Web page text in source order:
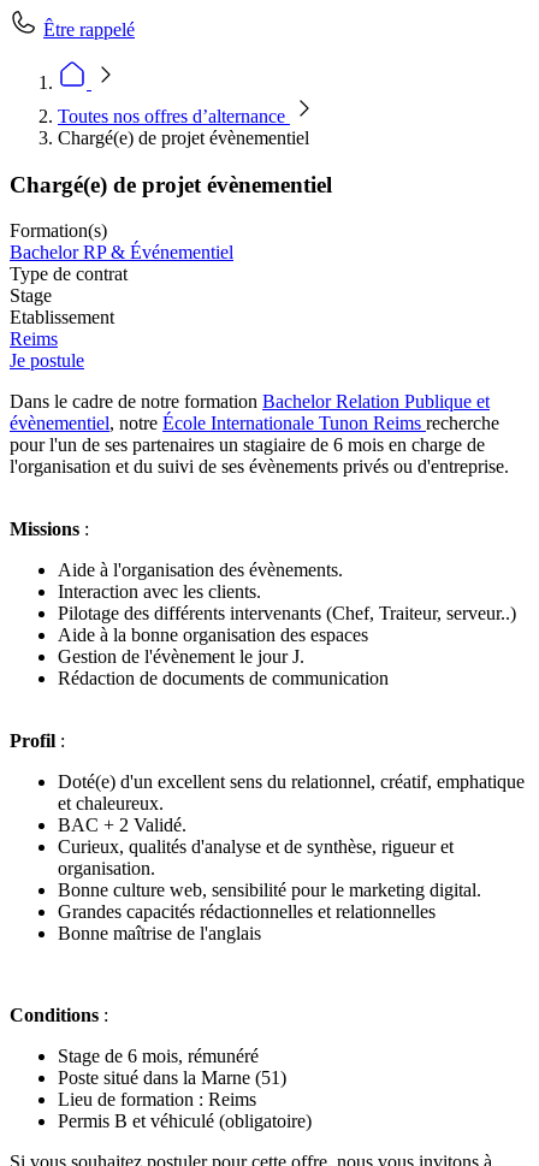
Être rappelé
Toutes nos offres d’alternance
Chargé(e) de projet évènementiel
Chargé(e) de projet évènementiel
Formation(s)
Bachelor RP & Événementiel
Type de contrat
Stage
Etablissement
Reims
Je postule
Dans le cadre de notre formation Bachelor Relation Publique et
évènementiel, notre École Internationale Tunon Reims recherche
pour l'un de ses partenaires un stagiaire de 6 mois en charge de
l'organisation et du suivi de ses évènements privés ou d'entreprise.
Missions :
Aide à l'organisation des évènements.
Interaction avec les clients.
Pilotage des différents intervenants (Chef, Traiteur, serveur..)
Aide à la bonne organisation des espaces
Gestion de l'évènement le jour J.
Rédaction de documents de communication
Profil :
Doté(e) d'un excellent sens du relationnel, créatif, emphatique
et chaleureux.
BAC + 2 Validé.
Curieux, qualités d'analyse et de synthèse, rigueur et
organisation.
Bonne culture web, sensibilité pour le marketing digital.
Grandes capacités rédactionnelles et relationnelles
Bonne maîtrise de l'anglais
Conditions :
Stage de 6 mois, rémunéré
Poste situé dans la Marne (51)
Lieu de formation : Reims
Permis B et véhiculé (obligatoire)